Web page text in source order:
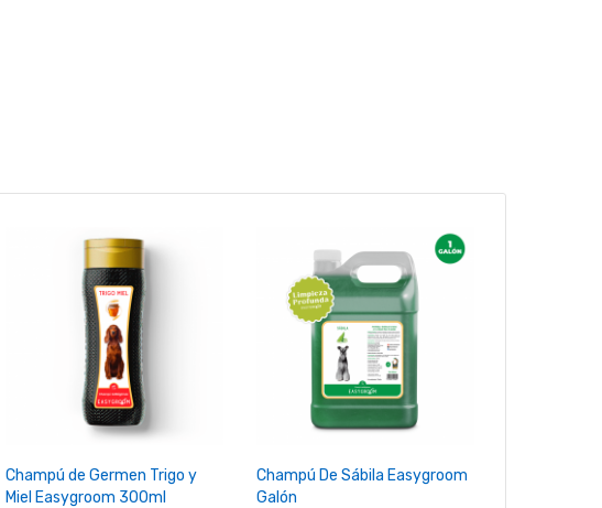
+ Agregar Al Carrito
Champú de Germen Trigo y
Miel Easygroom 300ml
+ Agregar Al Carrito
Champú De Sábila Easygroom
Galón